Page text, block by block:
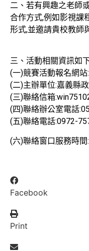
二、若有興趣之老師
合作方式,例如影視課
形式,並邀請貴校教師
三、活動相關資訊如
(一)競賽活動報名網站:
(二)主辦單位:嘉義縣
(三)聯絡信箱
(四)聯絡辦公室電話
(五)聯絡電話:0972-
(六)聯絡窗口服務時
Facebook
Print